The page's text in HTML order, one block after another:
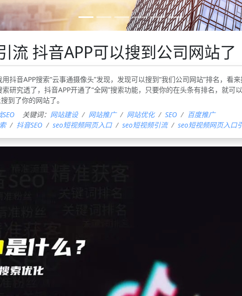
流 抖音APP可以搜到公司网站了
抖音APP搜索“云事通摄像头”发现，发现可以搜到“我们公司网站”排名，看
研究透了，抖音APP开通了“全网”搜索功能，只要你的在头条有排名，就可
到了你的网站了。
关键词： 网站建设 网站推广 网站优化 SEO
百度推广
抖音SEO seo短视频网页入口 seo短视频引流 seo短视频网页入口